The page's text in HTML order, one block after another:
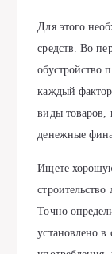
Для этого
средств. Во
обустройство
каждый
виды товаров,
денежные
Ищете
Точно
установлено в